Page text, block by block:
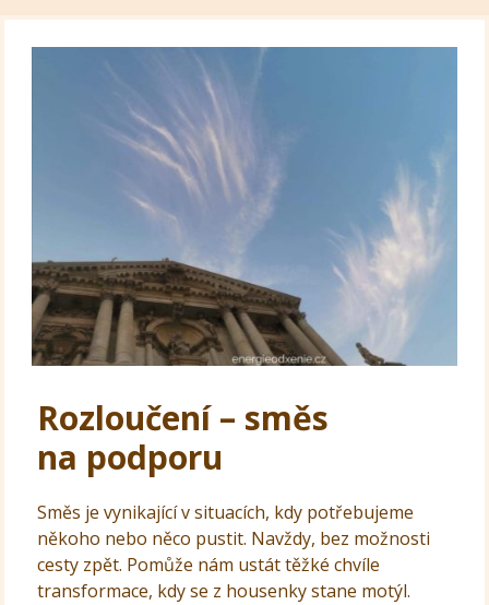
Rozloučení – směs
na podporu
Směs je vynikající v situacích, kdy potřebujeme
někoho nebo něco pustit. Navždy, bez možnosti
cesty zpět. Pomůže nám ustát těžké chvíle
transformace, kdy se z housenky stane motýl.